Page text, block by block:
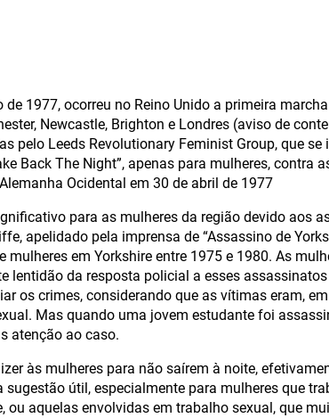
de 1977, ocorreu no Reino Unido a primeira
Newcastle, Brighton e Londres (aviso de
pelo Leeds Revolutionary Feminist Group, que
Back The Night”, apenas para mulheres, contra
Ocidental em 30 de abril de 1977
para as mulheres da região devido aos
apelidado pela imprensa de “Assassino de
mulheres em Yorkshire entre 1975 e 1980. As
lentidão da resposta policial a esses
os crimes, considerando que as vítimas eram,
Mas quando uma jovem estudante foi
atenção ao caso.
às mulheres para não saírem à noite,
sugestão útil, especialmente para mulheres que
ou aquelas envolvidas em trabalho sexual, que